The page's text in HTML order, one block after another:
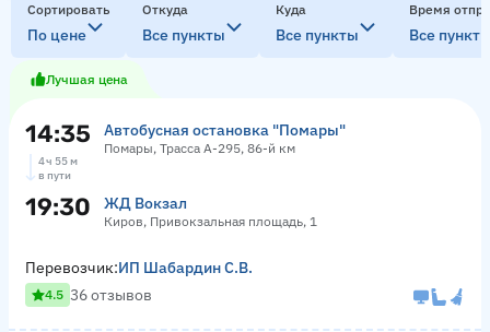
Сортировать
По цене
Откуда
Все пункты
Куда
Все пункты
Время
Все
Лучшая цена
14:35 Автобусная остановка "Помары"
Помары, Трасса А-295, 86-й км
4 ч 55 м
в пути
19:30 ЖД Вокзал
Киров, Привокзальная площадь, 1
Перевозчик:ИП Шабардин С.В.
4.5 36 отзывов